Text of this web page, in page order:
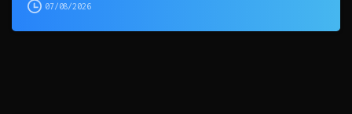
07/08/2026